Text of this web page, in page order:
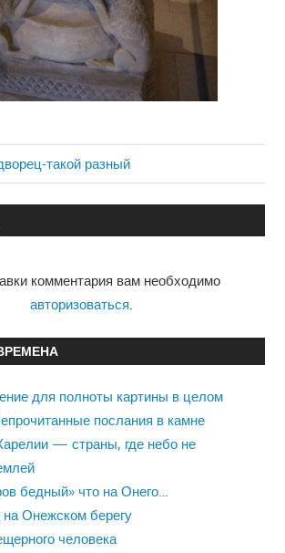
такой разный
комментария вам необходимо
авторизоваться.
для полноты картины в целом
послания в камне
— страны, где небо не
бедный» что на Онего…
Онежском берегу
человека